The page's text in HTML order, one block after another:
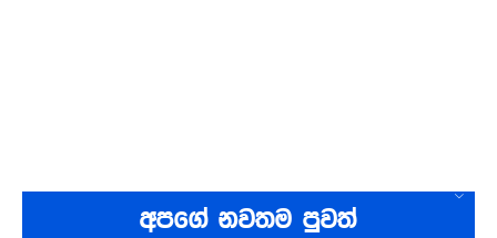
අපගේ නවතම පුවත්